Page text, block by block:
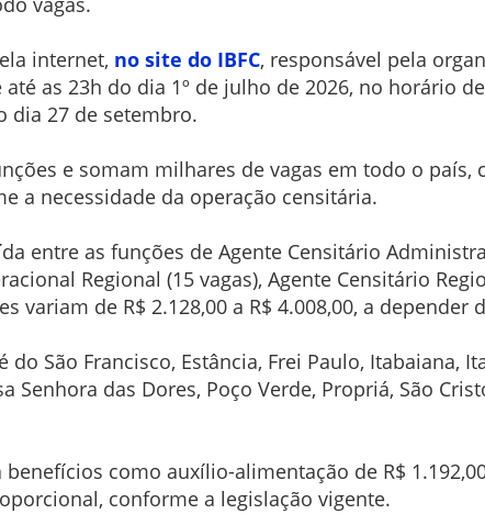
internet, no site do IBFC, responsável pela
as 23h do dia 1º de julho de 2026, no horário
dia 27 de setembro.
e somam milhares de vagas em todo o
a necessidade da operação censitária.
entre as funções de Agente Censitário
Regional (15 vagas), Agente Censitário
variam de R$ 2.128,00 a R$ 4.008,00, a depender
São Francisco, Estância, Frei Paulo, Itabaiana,
Senhora das Dores, Poço Verde, Propriá, São
como auxílio-alimentação de R$
conforme a legislação vigente.